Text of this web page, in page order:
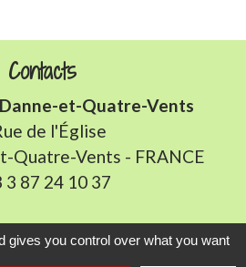
Contacts
et-Quatre-Vents
de l'Église
Quatre-Vents - FRANCE
3 87 24 10 37
en mairie :
à 12h et de 16h à 19h
gives you control over what you want